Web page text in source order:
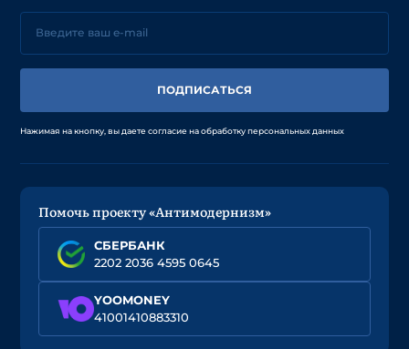
ПОДПИСАТЬСЯ
Нажимая на кнопку, вы даете согласие на обработку персональных данных
Помочь проекту «Антимодернизм»
СБЕРБАНК
2202 2036 4595 0645
YOOMONEY
41001410883310